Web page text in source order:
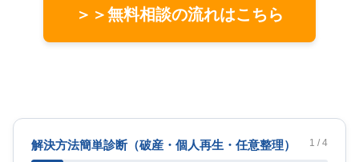
＞＞無料相談の流れはこちら
解決方法簡単診断（破産・個人再生・任意整理） 1 / 4